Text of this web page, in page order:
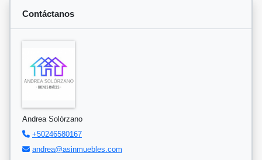
Contáctanos
Andrea Solórzano
+50246580167
andrea@asinmuebles.com